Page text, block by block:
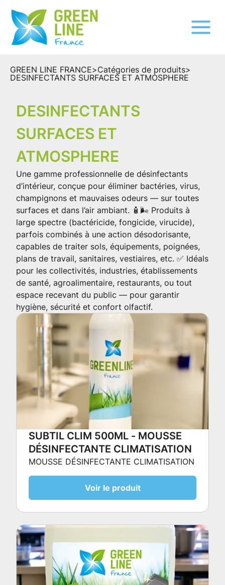
GREEN LINE FRANCE>Catégories de produits>
DESINFECTANTS SURFACES ET ATMOSPHERE
DESINFECTANTS
SURFACES ET
ATMOSPHERE
Une gamme professionnelle de désinfectants
d’intérieur, conçue pour éliminer bactéries, virus,
champignons et mauvaises odeurs — sur toutes
surfaces et dans l’air ambiant. 🧴🌬️ Produits à
large spectre (bactéricide, fongicide, virucide),
parfois combinés à une action désodorisante,
capables de traiter sols, équipements, poignées,
plans de travail, sanitaires, vestiaires, etc. ✅ Idéals
pour les collectivités, industries, établissements
de santé, agroalimentaire, restaurants, ou tout
espace recevant du public — pour garantir
hygiène, sécurité et confort olfactif.
SUBTIL CLIM 500ML - MOUSSE
DÉSINFECTANTE CLIMATISATION
MOUSSE DÉSINFECTANTE CLIMATISATION
Voir le produit